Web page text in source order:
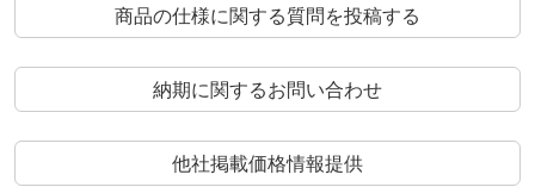
商品の仕様に関する質問を投稿する
納期に関するお問い合わせ
他社掲載価格情報提供